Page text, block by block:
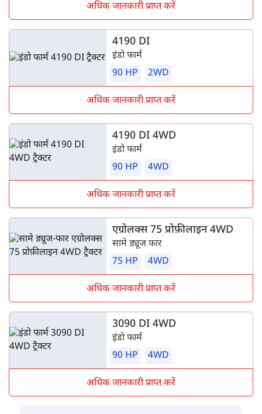
अधिक जानकारी प्राप्त करें
4190 DI
इंडो फार्म
90 HP
2WD
अधिक जानकारी प्राप्त करें
4190 DI 4WD
इंडो फार्म
90 HP
4WD
अधिक जानकारी प्राप्त करें
एग्रोलक्स 75 प्रोफ़ीलाइन 4WD
सामे ड्यूज फार
75 HP
4WD
अधिक जानकारी प्राप्त करें
3090 DI 4WD
इंडो फार्म
90 HP
4WD
अधिक जानकारी प्राप्त करें